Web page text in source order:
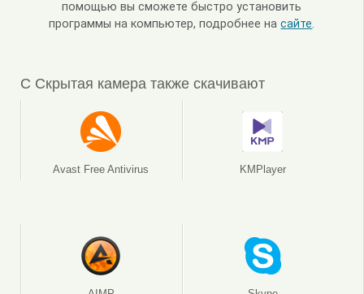
помощью вы сможете быстро установить
программы на компьютер, подробнее насайте.
С Скрытая камера также скачивают
Avast Free Antivirus KMPlayer